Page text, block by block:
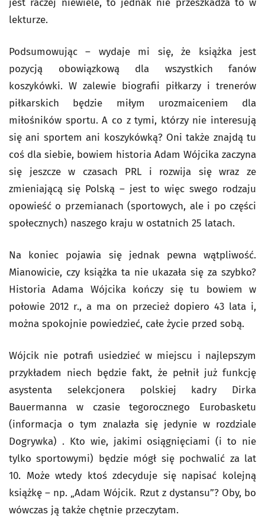
lekturze.
Podsumowując – wydaje mi się, że książka jest
pozycją obowiązkową dla wszystkich fanów
koszykówki. W zalewie biografii piłkarzy i trenerów
piłkarskich będzie miłym urozmaiceniem dla
miłośników sportu. A co z tymi, którzy nie interesują
się ani sportem ani koszykówką? Oni także znajdą tu
coś dla siebie, bowiem historia Adam Wójcika zaczyna
się jeszcze w czasach PRL i rozwija się wraz ze
zmieniającą się Polską – jest to więc swego rodzaju
opowieść o przemianach (sportowych, ale i po części
społecznych) naszego kraju w ostatnich 25 latach.
Na koniec pojawia się jednak pewna wątpliwość.
Mianowicie, czy książka ta nie ukazała się za szybko?
Historia Adama Wójcika kończy się tu bowiem w
połowie 2012 r., a ma on przecież dopiero 43 lata i,
można spokojnie powiedzieć, całe życie przed sobą.
Wójcik nie potrafi usiedzieć w miejscu i najlepszym
przykładem niech będzie fakt, że pełnił już funkcję
asystenta selekcjonera polskiej kadry Dirka
Bauermanna w czasie tegorocznego Eurobasketu
(informacja o tym znalazła się jedynie w rozdziale
Dogrywka) . Kto wie, jakimi osiągnięciami (i to nie
tylko sportowymi) będzie mógł się pochwalić za lat
10. Może wtedy ktoś zdecyduje się napisać kolejną
książkę – np. „Adam Wójcik. Rzut z dystansu”? Oby, bo
wówczas ją także chętnie przeczytam.